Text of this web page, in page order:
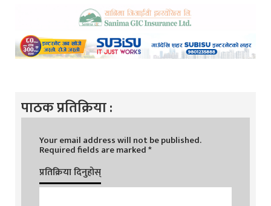
पाठक प्रतिक्रिया :
Your email address will not be published.
Required fields are marked*
प्रतिक्रिया दिनुहोस्